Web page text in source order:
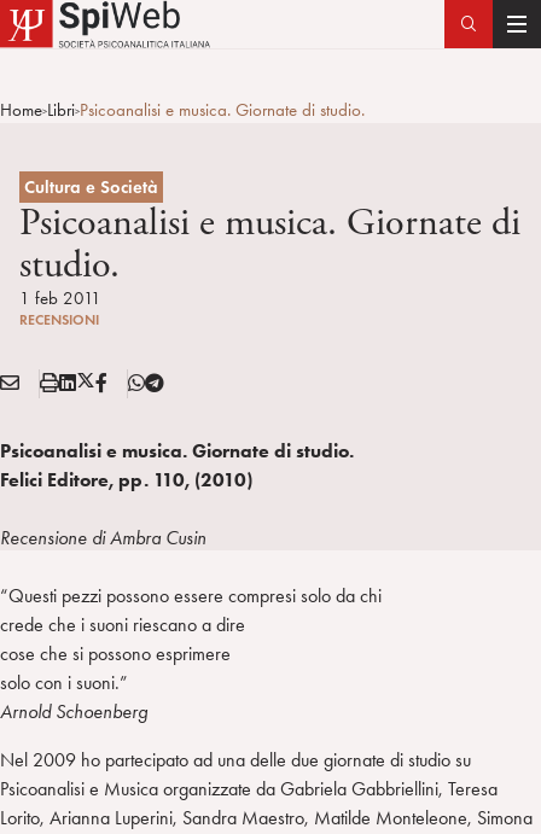
T
n
a
Home>Libri>Psicoanalisi e musica. Giornate di studio.
Cultura e Società
Psicoanalisi e musica. Giornate di
studio.
1 feb 2011
RECENSIONI
Condividi:
E
A
I
S
m
L
k
d
X
T
F
T
Psicoanalisi e musica. Giornate di studio.
Felici Editore, pp. 110, (2010)
Recensione di Ambra Cusin
“Questi pezzi possono essere compresi solo da chi
crede che i suoni riescano a dire
cose che si possono esprimere
solo con i suoni.”
Arnold Schoenberg
Nel 2009 ho partecipato ad una delle due giornate di studio su
Psicoanalisi e Musica organizzate da Gabriela Gabbriellini, Teresa
Lorito, Arianna Luperini, Sandra Maestro, Matilde Monteleone, Simona